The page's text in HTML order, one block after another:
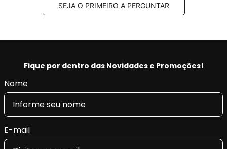
SEJA O PRIMEIRO A PERGUNTAR
Fique por dentro das Novidades e Promoções!
Nome
E-mail